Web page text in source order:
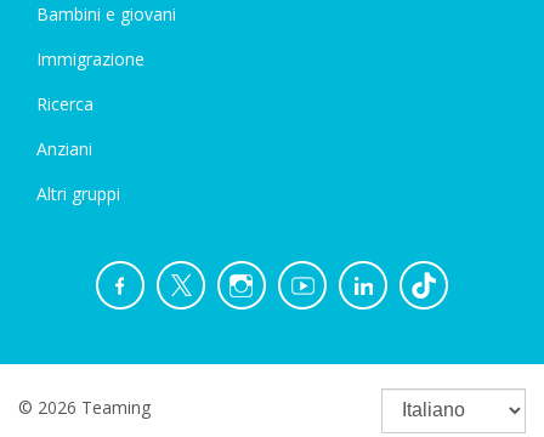
Bambini e giovani
Immigrazione
Ricerca
Anziani
Altri gruppi
© 2026 Teaming